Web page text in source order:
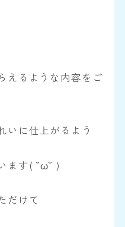
えるような内容をご
いに仕上がるよう
ます( ˘ω˘ )
だけて